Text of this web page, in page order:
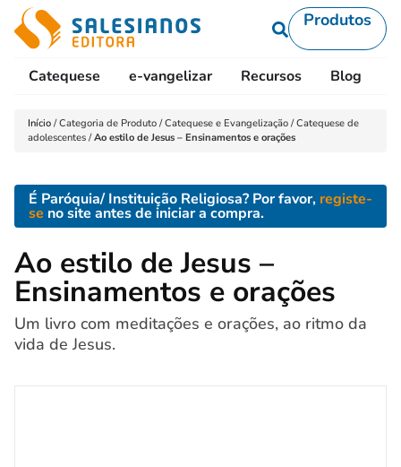
Produtos
Catequese e-vangelizar Recursos Blog
Início /Categoria de Produto /Catequese e Evangelização /Catequese de
adolescentes /Ao estilo de Jesus – Ensinamentos e orações
É Paróquia/ Instituição Religiosa? Por favor, registe-
se no site antes de iniciar a compra.
Ao estilo de Jesus –
Ensinamentos e orações
Um livro com meditações e orações, ao ritmo da
vida de Jesus.